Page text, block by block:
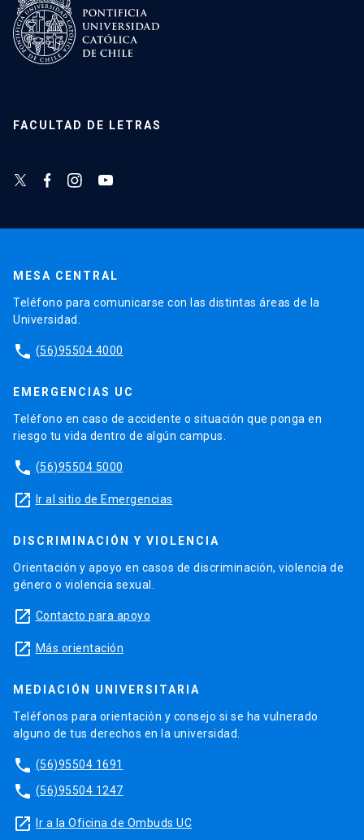
FACULTAD DE LETRAS
MESA CENTRAL
Teléfono para comunicarse con las distintas áreas de la
Universidad.
phone (56)95504 4000
EMERGENCIAS UC
Teléfono en caso de accidente o situación que ponga en
riesgo tu vida dentro de algún campus.
phone (56)95504 5000
launch Ir al sitio de Emergencias
DISCRIMINACIÓN Y VIOLENCIA
Orientación y apoyo en casos de discriminación, violencia de
género o violencia sexual.
launch Contacto para apoyo
launch Más orientación
MEDIACIÓN UNIVERSITARIA
Teléfonos para orientación y consejo si se ha vulnerado
alguno de tus derechos en la universidad.
phone (56)95504 1691
phone (56)95504 1247
launch Ir a la Oficina de Ombuds UC